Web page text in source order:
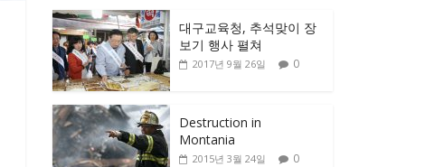
대구교육청, 추석맞이 장
보기 행사 펼쳐
2017년 9월 26일 0
Destruction in
Montania
2015년 3월 24일 0